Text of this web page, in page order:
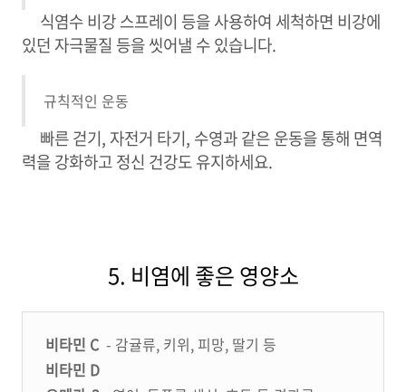
식염수 비강 스프레이 등을 사용하여 세척하면 비강에
있던 자극물질 등을 씻어낼 수 있습니다.
규칙적인 운동
빠른 걷기, 자전거 타기, 수영과 같은 운동을 통해 면역
력을 강화하고 정신 건강도 유지하세요.
5. 비염에 좋은 영양소
비타민 C- 감귤류, 키위, 피망, 딸기 등
비타민 D